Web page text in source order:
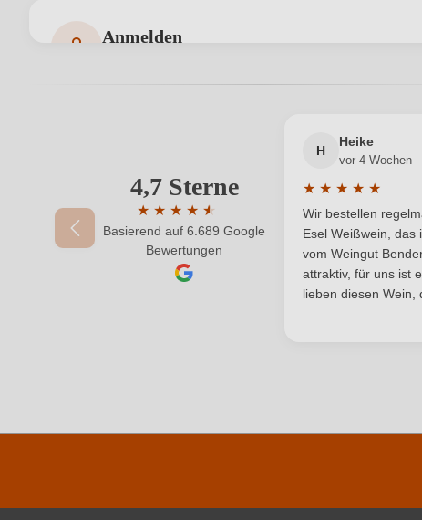
Traubenfarbe
Anmelden
Ihre E-Mail-Adresse
Ihr Passwort
4,7 Sterne
★ ★ ★ ★ ★
★
Durchschnittliche Bewertung von 4.7 von 5
Basierend auf 6.689 Google
Bewertungen
H
Heike
vor 4 Wochen
★ ★ ★ ★ ★
Durchschnittliche
Wir bestellen
Esel Weißwein, das
vom Weingut
attraktiv, für uns ist
lieben diesen Wein,